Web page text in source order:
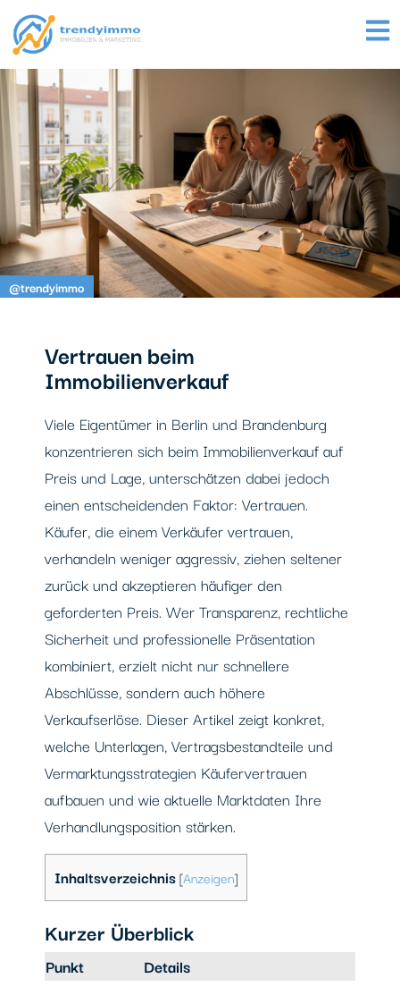
@trendyimmo
Vertrauen beim
Immobilienverkauf
Viele Eigentümer in Berlin und Brandenburg
konzentrieren sich beim Immobilienverkauf auf
Preis und Lage, unterschätzen dabei jedoch
einen entscheidenden Faktor: Vertrauen.
Käufer, die einem Verkäufer vertrauen,
verhandeln weniger aggressiv, ziehen seltener
zurück und akzeptieren häufiger den
geforderten Preis. Wer Transparenz, rechtliche
Sicherheit und professionelle Präsentation
kombiniert, erzielt nicht nur schnellere
Abschlüsse, sondern auch höhere
Verkaufserlöse. Dieser Artikel zeigt konkret,
welche Unterlagen, Vertragsbestandteile und
Vermarktungsstrategien Käufervertrauen
aufbauen und wie aktuelle Marktdaten Ihre
Verhandlungsposition stärken.
Inhaltsverzeichnis[Anzeigen]
Kurzer Überblick
Punkt Details